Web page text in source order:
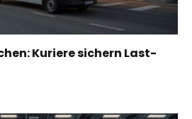
Kuriere sichern Last-